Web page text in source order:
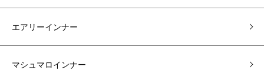
エアリーインナー
マシュマロインナー